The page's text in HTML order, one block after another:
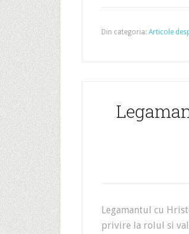
Din categoria: Articole
Legamantul cu
privire la rolul si